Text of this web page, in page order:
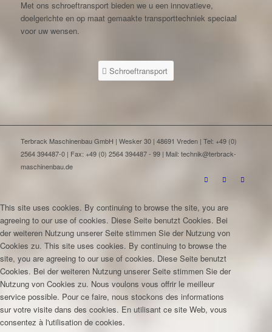
Met ons schroeftransport bieden we u een innovatieve,
doelgerichte en op maat gemaakte transporttechniek speciaal
voor uw wensen.
Schroeftransport
Terbrack Maschinenbau GmbH | Wesker 30 | 48691 Vreden | Tel: +49 (0)
2564 394487-0 | Fax: +49 (0) 2564 394487 - 99 | Mail: technik@terbrack-
maschinenbau.de
This site uses cookies. By continuing to browse the site, you are
agreeing to our use of cookies. Diese Seite benutzt Cookies. Bei
der weiteren Nutzung unserer Seite stimmen Sie der Nutzung von
Cookies zu. This site uses cookies. By continuing to browse the
site, you are agreeing to our use of cookies. Diese Seite benutzt
Cookies. Bei der weiteren Nutzung unserer Seite stimmen Sie der
Nutzung von Cookies zu. Nous voulons vous offrir le meilleur
service possible. Pour ce faire, nous stockons des informations
sur votre visite dans des cookies. En utilisant ce site Web, vous
consentez à l'utilisation de cookies.